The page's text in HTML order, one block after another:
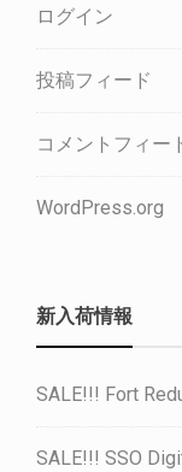
ログイン
投稿フィード
コメントフィー
WordPress.org
新入荷情報
SALE!!! Fort
SALE!!! SSO